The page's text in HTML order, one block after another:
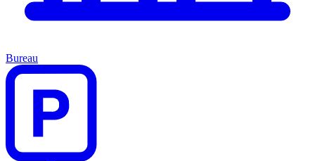
Bureau